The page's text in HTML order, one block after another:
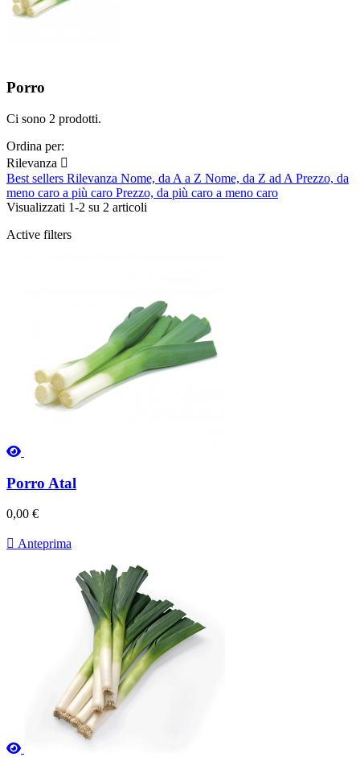
Porro
Ci sono 2 prodotti.
Ordina per:
Rilevanza 
Best sellers Rilevanza Nome, da A a Z Nome, da Z ad A Prezzo, da
meno caro a più caro Prezzo, da più caro a meno caro
Visualizzati 1-2 su 2 articoli
Active filters
Porro Atal
0,00 €
 Anteprima